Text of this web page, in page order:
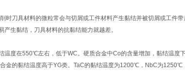
时刀具材料的微粒常会与切屑或工件材料产生黏结并被切屑或工件
产生黏结，刀具材料的抗黏结能力就越差。
温度在550℃左右，低于WC。硬质合金中Co的含量增加，黏结温度
金的黏结温度高于YG类。TaC的黏结温度为1200℃，NbC为1250℃